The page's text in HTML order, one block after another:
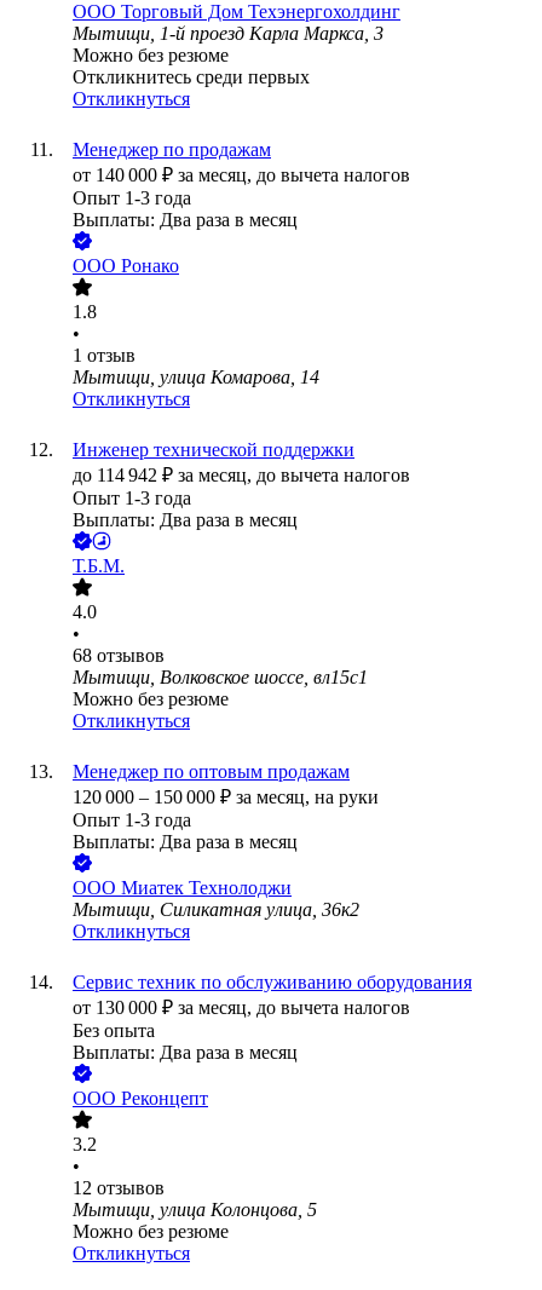
ООО Торговый Дом Техэнергохолдинг
Мытищи, 1-й проезд Карла Маркса, 3
Можно без резюме
Откликнитесь среди первых
Откликнуться
Менеджер по продажам
от 140 000 ₽ за месяц, до вычета налогов
Опыт 1-3 года
Выплаты: Два раза в месяц
ООО Ронако
1.8
•
1 отзыв
Мытищи, улица Комарова, 14
Откликнуться
Инженер технической поддержки
до 114 942 ₽ за месяц, до вычета налогов
Опыт 1-3 года
Выплаты: Два раза в месяц
Т.Б.М.
4.0
•
68 отзывов
Мытищи, Волковское шоссе, вл15с1
Можно без резюме
Откликнуться
Менеджер по оптовым продажам
120 000 – 150 000 ₽ за месяц, на руки
Опыт 1-3 года
Выплаты: Два раза в месяц
ООО Миатек Технолоджи
Мытищи, Силикатная улица, 36к2
Откликнуться
Сервис техник по обслуживанию оборудования
от 130 000 ₽ за месяц, до вычета налогов
Без опыта
Выплаты: Два раза в месяц
ООО Реконцепт
3.2
•
12 отзывов
Мытищи, улица Колонцова, 5
Можно без резюме
Откликнуться